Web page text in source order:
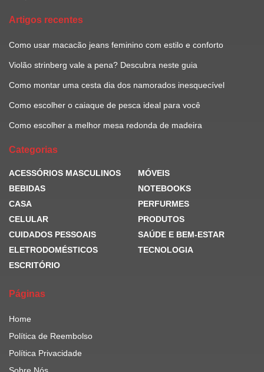
Artigos recentes
Como usar macacão jeans feminino com estilo e conforto
Violão strinberg vale a pena? Descubra neste guia
Como montar uma cesta dia dos namorados inesquecível
Como escolher o caiaque de pesca ideal para você
Como escolher a melhor mesa redonda de madeira
Categorias
ACESSÓRIOS MASCULINOS
BEBIDAS
CASA
CELULAR
CUIDADOS PESSOAIS
ELETRODOMÉSTICOS
ESCRITÓRIO
MÓVEIS
NOTEBOOKS
PERFURMES
PRODUTOS
SAÚDE E BEM-ESTAR
TECNOLOGIA
Páginas
Home
Política de Reembolso
Política Privacidade
Sobre Nós